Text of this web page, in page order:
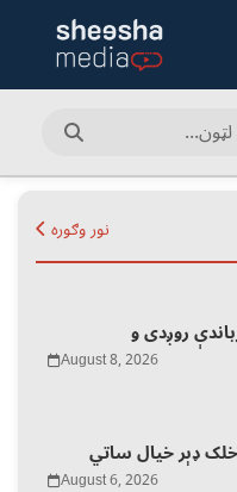
نور وګوره
روږدی و
August 8, 2026
خلک ډېر خیال ساتي
August 6, 2026